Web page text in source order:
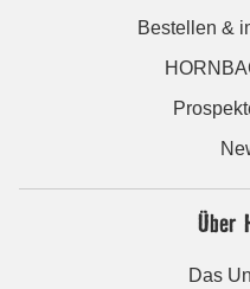
Bestellen &
Über
Das